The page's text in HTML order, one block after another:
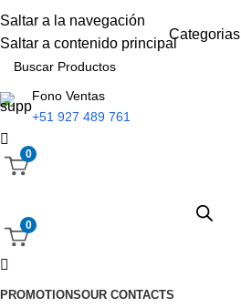
Saltar a la navegación
Saltar a contenido principal
Categorias
Fono Ventas
+51 927 489 761
0
0
PROMOTIONSOUR CONTACTS